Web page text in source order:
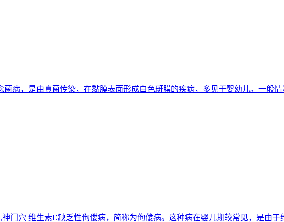
病，是由真菌传染，在黏膜表面形成白色斑膜的疾病，多见于婴幼儿。一般
门穴 维生素D缺乏性佝偻病，简称为佝偻病。这种病在婴儿期较常见，是由